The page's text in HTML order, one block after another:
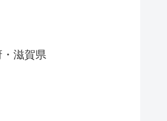
滋賀県